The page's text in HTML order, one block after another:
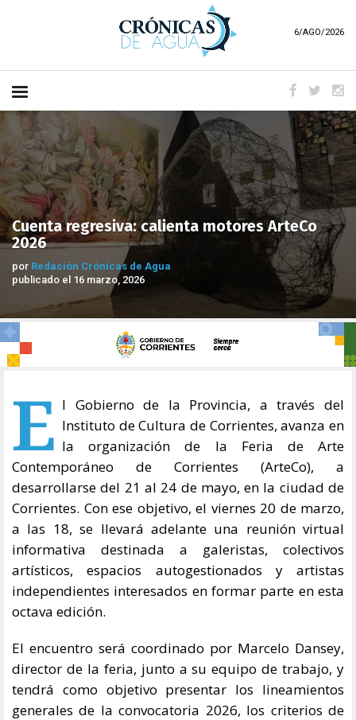
6/AGO/2026
Cuenta regresiva: calienta motores ArteCo
2026
por Redación Crónicas de Agua
publicado el 16 marzo, 2026
E l Gobierno de la Provincia, a través del
Instituto de Cultura de Corrientes, avanza en
la organización de la Feria de Arte
Contemporáneo de Corrientes (ArteCo), a
desarrollarse del 21 al 24 de mayo, en la ciudad de
Corrientes. Con ese objetivo, el viernes 20 de marzo,
a las 18, se llevará adelante una reunión virtual
informativa destinada a galeristas, colectivos
artísticos, espacios autogestionados y artistas
independientes interesados en formar parte en esta
octava edición.
El encuentro será coordinado por Marcelo Dansey,
director de la feria, junto a su equipo de trabajo, y
tendrá como objetivo presentar los lineamientos
generales de la convocatoria 2026, los criterios de